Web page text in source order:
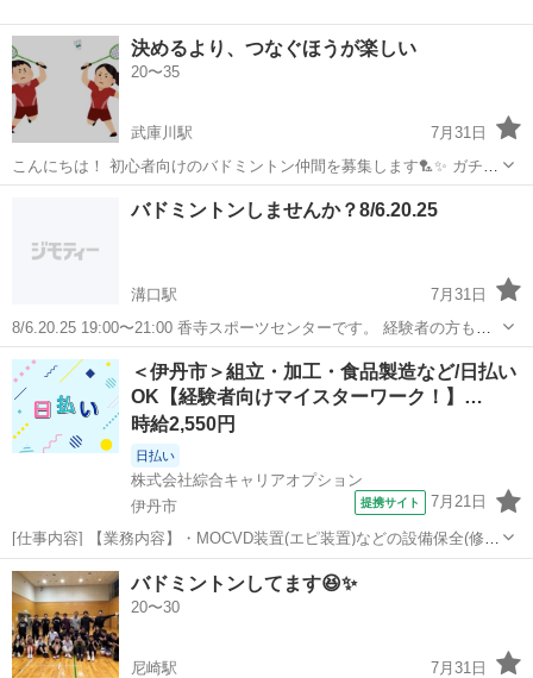
決めるより、つなぐほうが楽しい
20〜35
武庫川駅
7月31日
こんにちは！ 初心者向けのバドミントン仲間を募集します🏸✨ ガチ勝
負やスマッシュの打ち合いじゃなくて、 「ラリーをつなぐ」ことをメ
インに、ゆるく楽しみたいと思っています！ ・運動不足を解消したい
武庫川駅 バドミントン
バドミントンしませんか？8/6.20.25
溝口駅
7月31日
8/6.20.25 19:00〜21:00 香寺スポーツセンターです。 経験者の方も初
心者の方も大歓迎です。 楽しくスポーツしましょう♪ 今のところ10
代〜50代の男女メンバー12名ほどです。 参加費は300円 室内シュ...
兵庫 姫路市 溝口駅 バドミントン 香寺
＜伊丹市＞組立・加工・食品製造など/日払い
OK【経験者向けマイスターワーク！】…
時給2,550円
日払い
株式会社綜合キャリアオプション
伊丹市
提携サイト 7月21日
[仕事内容] 【業務内容】・MOCVD装置(エピ装置)などの設備保全(修理
及び予防保全)業務に従事いただく。 ・故障部位の診断や故障部品の交
換があり、 自社で保修できない場合は、 設備メーカーとの連携対応業
【取扱い商品】 ...
兵庫 伊丹市 工場
バドミントンしてます😆✨
20〜30
尼崎駅
7月31日